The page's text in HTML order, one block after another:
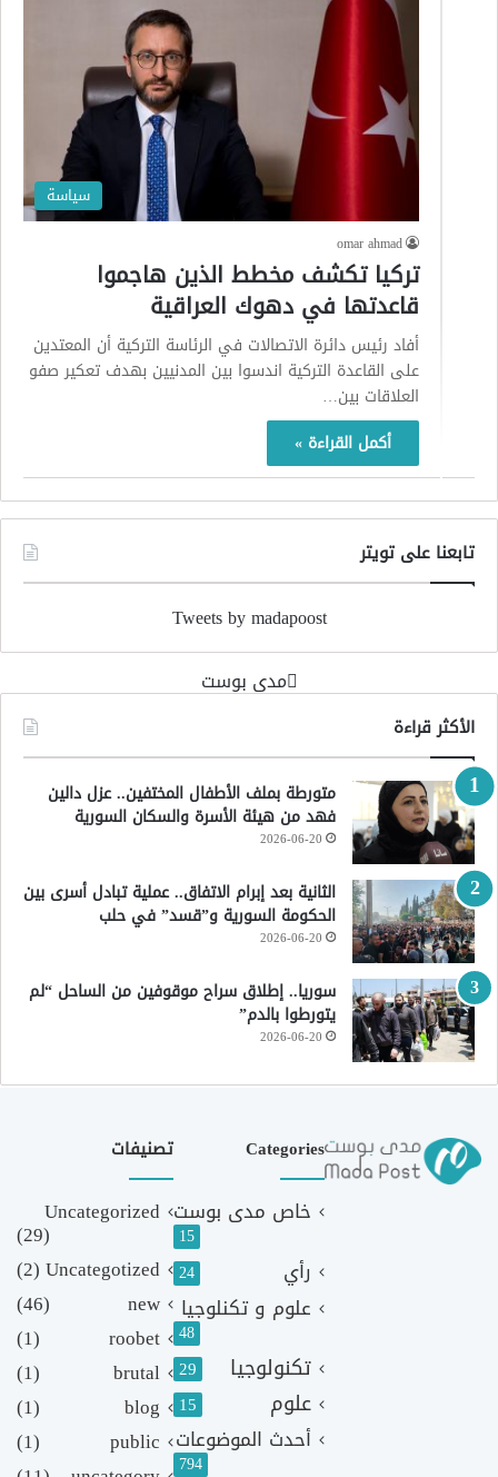
سياسة
omar ahmad
تركيا تكشف مخطط الذين هاجموا
قاعدتها في دهوك العراقية
أفاد رئيس دائرة الاتصالات في الرئاسة التركية أن المعتدين
على القاعدة التركية اندسوا بين المدنيين بهدف تعكير صفو
العلاقات بين…
أكمل القراءة »
تابعنا على تويتر
Tweets by madapoost
‏مدى بوست‏
الأكثر قراءة
متورطة بملف الأطفال المختفين.. عزل دالين
فهد من هيئة الأسرة والسكان السورية
2026-06-20
الثانية بعد إبرام الاتفاق.. عملية تبادل أسرى بين
الحكومة السورية و”قسد” في حلب
2026-06-20
سوريا.. إطلاق سراح موقوفين من الساحل “لم
يتورطوا بالدم”
2026-06-20
Categories
خاص مدى بوست
15
رأي 24
علوم و تكنلوجيا
48
تكنولوجيا 29
علوم 15
أحدث الموضوعات
794
تصنيفات
Uncategorized
(29)
Uncategotized
(2)
new
(46)
roobet
(1)
brutal
(1)
blog
(1)
public
(1)